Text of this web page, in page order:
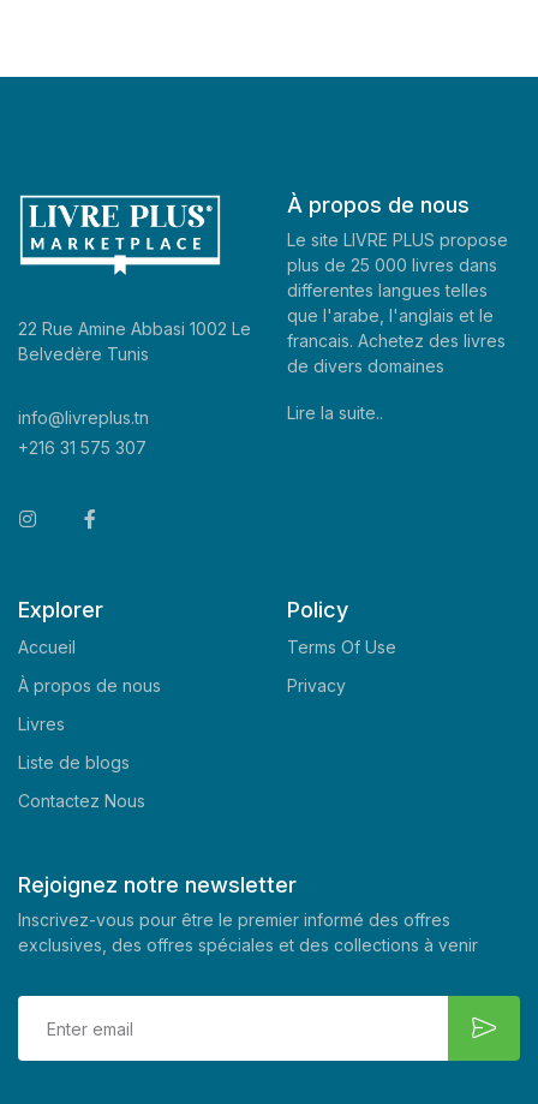
22 Rue Amine Abbasi 1002 Le
Belvedère Tunis
info@livreplus.tn
+216 31 575 307
À propos de nous
Le site LIVRE PLUS propose
plus de 25 000 livres dans
differentes langues telles
que l'arabe, l'anglais et le
francais. Achetez des livres
de divers domaines
Lire la suite..
Explorer
Accueil
À propos de nous
Livres
Liste de blogs
Contactez Nous
Policy
Terms Of Use
Privacy
Rejoignez notre newsletter
Inscrivez-vous pour être le premier informé des offres
exclusives, des offres spéciales et des collections à venir